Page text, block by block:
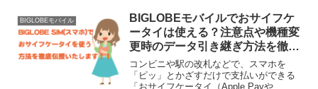
イル（スマホ・格安SIM）を契約する
際、音声通話の料...
BIGLOBEモバイル
BIGLOBEモバイルでおサイフケ
ータイは使える？注意点や機種変
更時のデータ引き継ぎ方法を徹底
解説！
コンビニや駅の改札などで、スマホを
「ピッ」とかざすだけで支払いができる
「おサイフケータイ（Apple Payや